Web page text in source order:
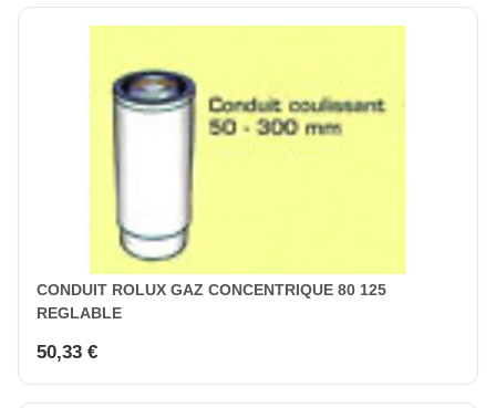
CONDUIT ROLUX GAZ CONCENTRIQUE 80 125
REGLABLE
50,33 €